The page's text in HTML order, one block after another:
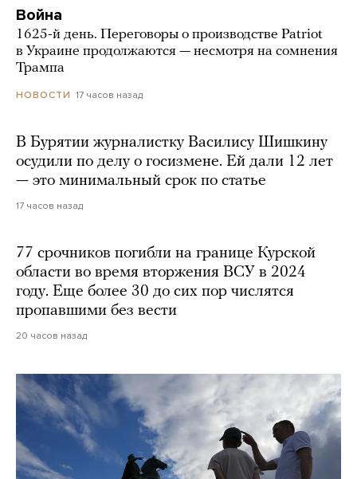
Война
1625-й день. Переговоры о производстве Patriot
в Украине продолжаются — несмотря на сомнения
Трампа
НОВОСТИ 17 часов назад
В Бурятии журналистку Василису Шишкину
осудили по делу о госизмене. Ей дали 12 лет
— это минимальный срок по статье
17 часов назад
77 срочников погибли на границе Курской
области во время вторжения ВСУ в 2024
году. Еще более 30 до сих пор числятся
пропавшими без вести
20 часов назад